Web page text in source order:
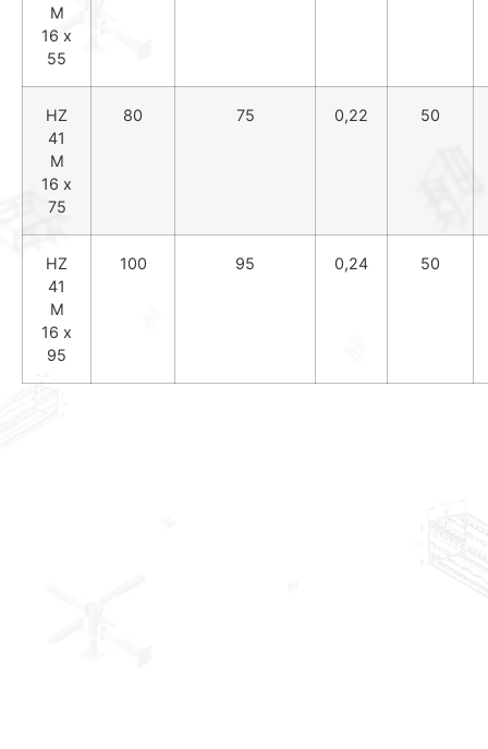
M
16 x
55
HZ
41
M
16 x
75
80 75 0,22 50
HZ
41
M
16 x
95
100 95 0,24 50